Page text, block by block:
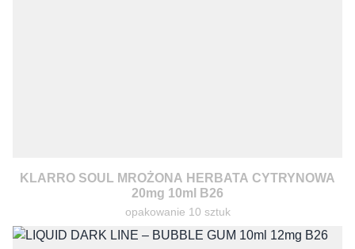
KLARRO SOUL MROŻONA HERBATA CYTRYNOWA
20mg 10ml B26
opakowanie 10 sztuk